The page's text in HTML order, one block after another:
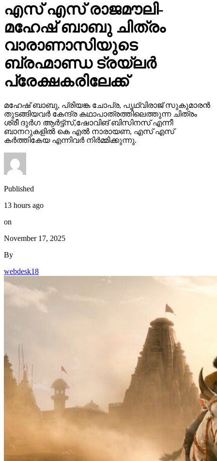
എസ് എസ് രാജമൗലി-
മഹേഷ് ബാബു ചിത്രം
വാരാണാസിയുടെ
ബ്രഹ്മാണ്ഡ ട്രയ്ലർ
പ്രേക്ഷകരിലേക്ക്
മഹേഷ് ബാബു, പ്രിയങ്ക ചോപ്ര, പൃഥ്വിരാജ് സുകുമാരൻ
തുടങ്ങിയവർ കേന്ദ്ര കഥാപാത്രത്തിലെത്തുന്ന ചിത്രം
ശ്രീ ദുർഗ ആർട്ട്സ്,ഷോവിങ് ബിസിനസ് എന്നീ
ബാനറുകളിൽ കെ എൽ നാരായണ, എസ് എസ്
കർത്തികേയ എന്നിവർ നിർമ്മിക്കുന്നു.
Published
13 hours ago
on
November 17, 2025
By
webdesk18